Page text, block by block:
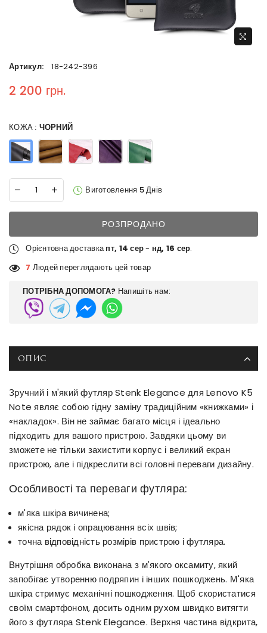
Артикул: 18-242-396
Regular price
2 200 грн.
КОЖА : ЧОРНИЙ
Виготовлення 5 Днів
РОЗПРОДАНО
Орієнтовна доставкапт, 14 сер- нд, 16 сер.
7 Людей переглядають цей товар
ПОТРІБНА ДОПОМОГА? Напишіть нам:
ОПИС
Зручний і м'який футляр Stenk Elegance для Lenovo K5
Note являє собою гідну заміну традиційним «книжками» і
«накладок». Він не займає багато місця і ідеально
підходить для вашого пристрою. Завдяки цьому ви
зможете не тільки захистити корпус і великий екран
пристрою, але і підкреслити всі головні переваги дизайну.
Особливості та переваги футляра:
м'яка шкіра вичинена;
якісна рядок і опрацювання всіх швів;
точна відповідність розмірів пристрою і футляра.
Внутрішня обробка виконана з м'якого оксамиту, який
запобігає утворенню подряпин і інших пошкоджень. М'яка
шкіра стримує механічні пошкодження. Щоб скористатися
своїм смартфоном, досить одним рухом швидко витягти
його з футляра Stenk Elegance. Верхня частина відкрита,